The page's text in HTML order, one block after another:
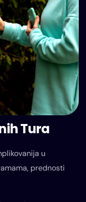
Tura
u
prednosti